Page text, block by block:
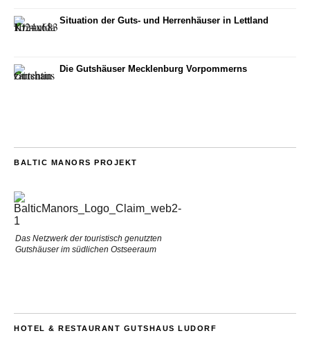
Situation der Guts- und Herrenhäuser in Lettland
Die Gutshäuser Mecklenburg Vorpommerns
BALTIC MANORS PROJEKT
Das Netzwerk der touristisch genutzten
Gutshäuser im südlichen Ostseeraum
HOTEL & RESTAURANT GUTSHAUS LUDORF